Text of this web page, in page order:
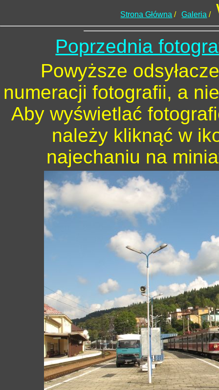
Strona Główna / Galeria /
Poprzednia
Powyższe
numeracji fotografii, a
Aby wyświetlać
należy kliknąć w
najechaniu na